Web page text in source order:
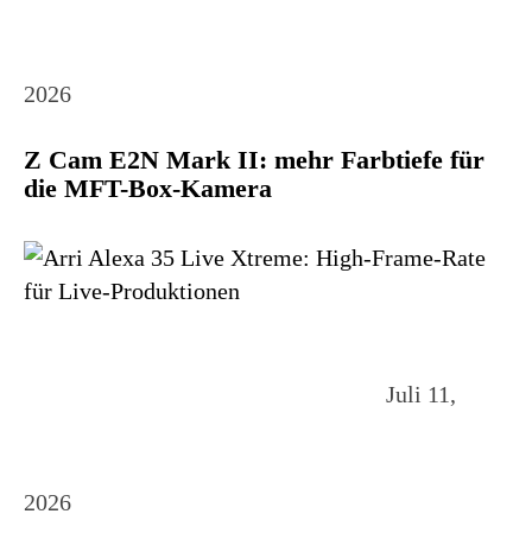
2026
Z Cam E2N Mark II: mehr Farbtiefe für
die MFT-Box-Kamera
Juli 11,
2026